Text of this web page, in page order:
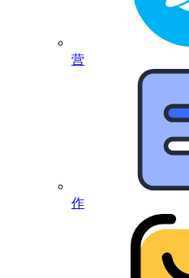
营
作